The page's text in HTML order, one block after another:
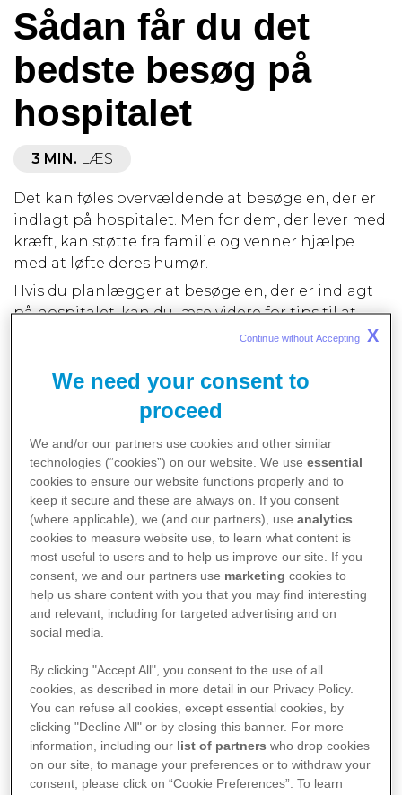
Sådan får du det
bedste besøg på
hospitalet
3 MIN. LÆS
Det kan føles overvældende at besøge en, der er
indlagt på hospitalet. Men for dem, der lever med
kræft, kan støtte fra familie og venner hjælpe
med at løfte deres humør.
Hvis du planlægger at besøge en, der er indlagt
på hospitalet, kan du læse videre for tips til at
Uanset hvor nærtstående din ven eller dit
familiemedlem er, er det vigtigt at planlægge dit
besøg på forhånd. Hospitalsindlæggelser
involverer, at en række medlemmer af det
sundhedsfaglige personale kommer og går på
stuen, og at der er faste tidspunkter for måltider
og badning. Før du kommer på besøg, skal du
sørge for at vælge et tidspunkt, hvor din
pårørende ikke er i gang med en behandling For
at forhindre at din pårørende føler sig
overvældet, kan det være en god idé at kontakte
personalet, der står for hans/hendes pleje, for at
din pårørende ikke får for mange besøgende på
én gang. Sørg for at bekræfte på selve
besøgsdagen, og tjek at din pårørende stadig
har lyst til at få besøg.
Bliv ikke for længe
We need your consent to
proceed
We and/or our partners use cookies and other similar
technologies (“cookies”) on our website. We useessential
cookies to ensure our website functions properly and to
keep it secure and these are always on. If you consent
(where applicable), we (and our partners), useanalytics
cookies to measure website use, to learn what content is
most useful to users and to help us improve our site. If you
consent, we and our partners use marketing cookies to
help us share content with you that you may find interesting
and relevant, including for targeted advertising and on
social media.
By clicking "Accept All", you consent to the use of all
cookies, as described in more detail in our Privacy Policy.
You can refuse all cookies, except essential cookies, by
clicking "Decline All" or by closing this banner. For more
information, including our list of partners who drop cookies
on our site, to manage your preferences or to withdraw your
consent, please click on “Cookie Preferences”. To learn
Continue without Accepting X